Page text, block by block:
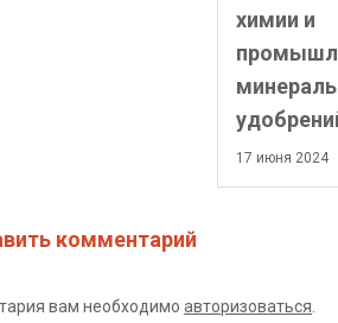
химии и
17 июня 2024
комментарий
вам необходимо авторизоваться